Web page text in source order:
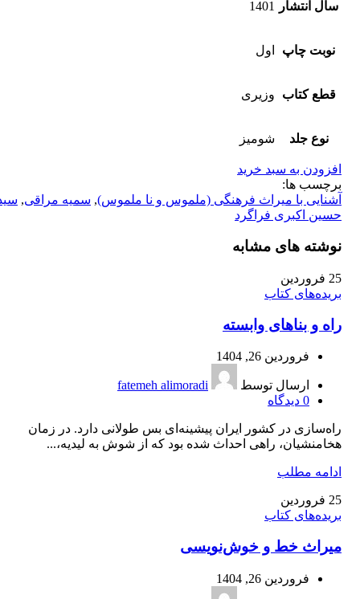
سال انتشار 1401
نوبت چاپ اول
قطع کتاب وزیری
نوع جلد شومیز
افزودن به سبد خرید
برچسب ها:
آشنایی با میراث فرهنگی (ملموس و نا ملموس), سمیه مراقی,
حسین اکبری فراگرد
نوشته های مشابه
25 فروردین
بریده‌های کتاب
راه و بناهای وابسته
فروردین 26, 1404
ارسال توسط
fatemeh alimoradi
0 دیدگاه
راه‌سازی در کشور ایران پیشینه‌ای بس طولانی دارد. در زمان
هخامنشیان، راهی احداث شده بود که از شوش به لیدیه،...
ادامه مطلب
25 فروردین
بریده‌های کتاب
میراث خط و خوش‌نویسی
فروردین 26, 1404